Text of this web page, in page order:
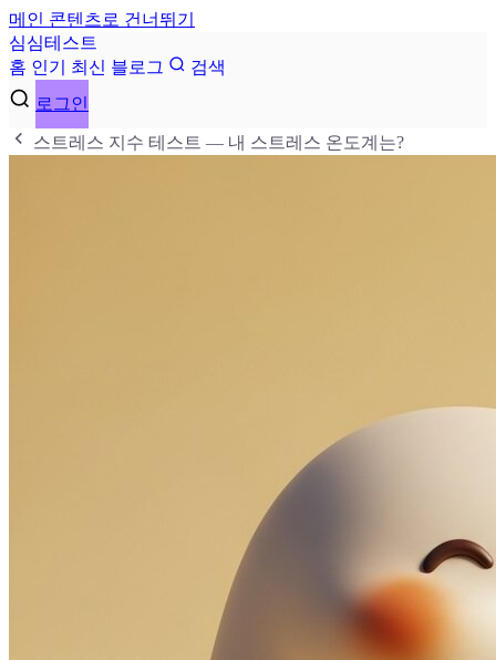
메인 콘텐츠로 건너뛰기
심심테 스 트
홈 인기 최신 블로그
검색
로그인
스트레스 지수 테스트 — 내 스트레스 온도계는?